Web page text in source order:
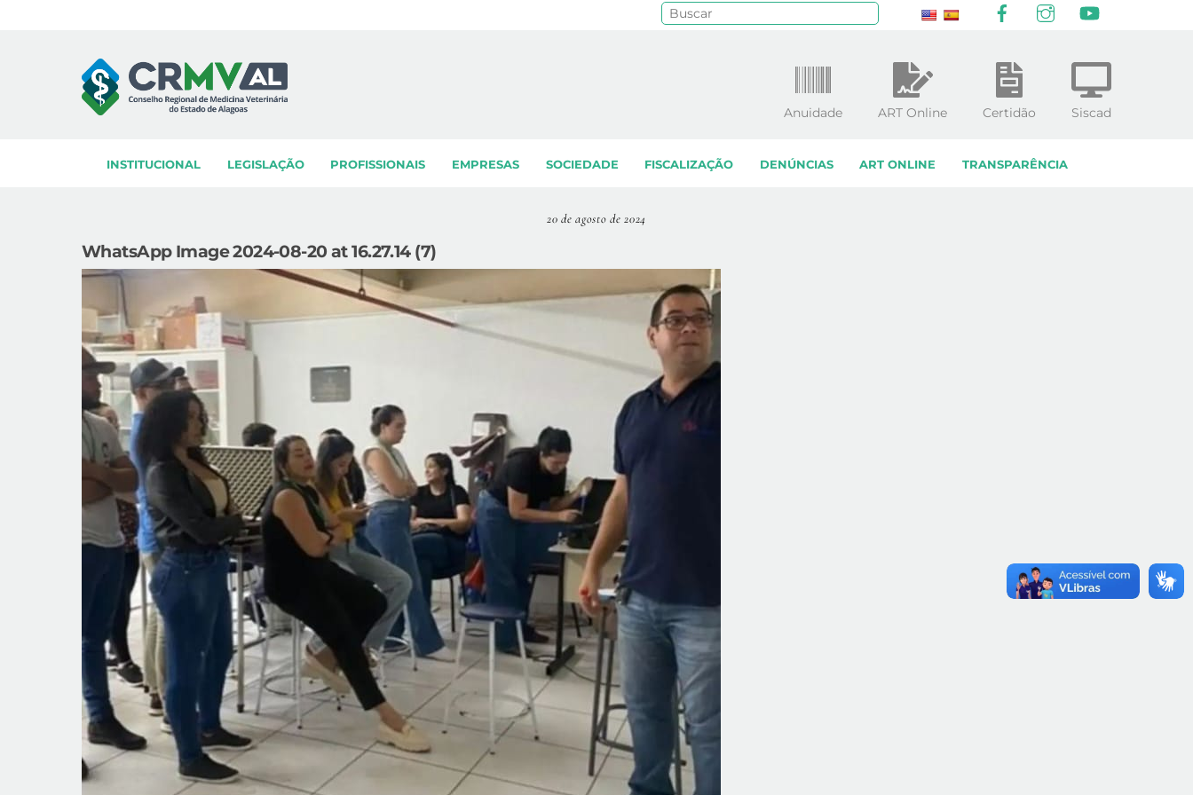
INSTITUCIONAL LEGISLAÇÃO PROFISSIONAIS EMPRESAS SOCIEDADE FISCALIZAÇÃO DENÚNCIAS ART ONLINE TRANSPARÊNCIA
Anuidade ART Online Certidão Siscad
20 de agosto de 2024
WhatsApp Image 2024-08-20 at 16.27.14 (7)